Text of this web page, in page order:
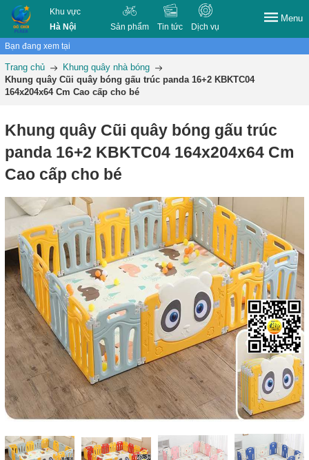
Khu vực
Hà Nội
Sản phẩm Tin tức Dịch vụ
Menu
Bạn đang xem tại
Trang chủ
Khung quây nhà bóng
Khung quây Cũi quây bóng gấu trúc panda 16+2 KBKTC04
164x204x64 Cm Cao cấp cho bé
Khung quây Cũi quây bóng gấu trúc
panda 16+2 KBKTC04 164x204x64 Cm
Cao cấp cho bé